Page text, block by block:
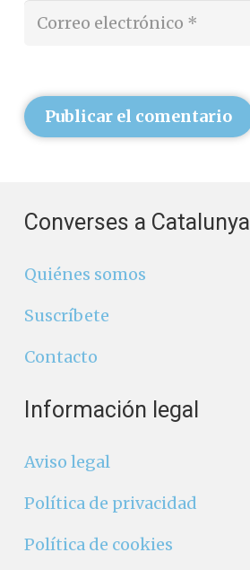
Publicar el comentario
Converses a Catalunya
Quiénes somos
Suscríbete
Contacto
Información legal
Aviso legal
Política de privacidad
Política de cookies